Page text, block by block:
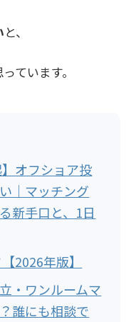
と、
ています。
】オフショア投
｜マッチング
新手口と、1日
2026年版】
・ワンルームマ
誰にも相談で